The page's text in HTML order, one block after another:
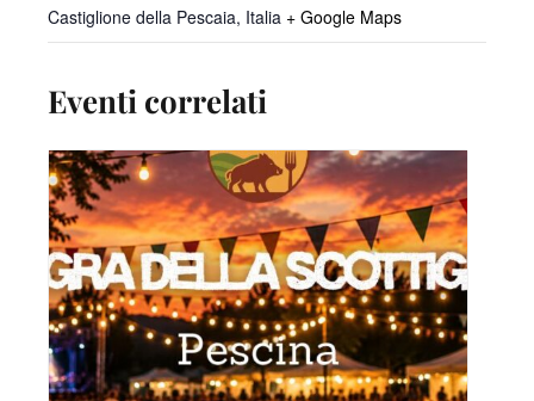
Castiglione della Pescaia, Italia + Google Maps
Eventi correlati